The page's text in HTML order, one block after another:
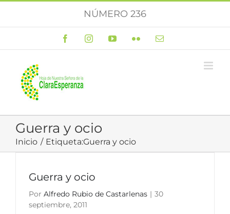
NÚMERO 236
FacebookInstagramYouTubeFlickr Correo
Guerra y ocio
Inicio Etiqueta:Guerra y ocio
Guerra y ocio
Por Alfredo Rubio de Castarlenas | 30
septiembre, 2011